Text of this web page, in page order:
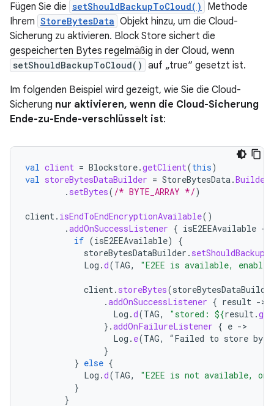
Fügen Sie die setShouldBackupToCloud()
Methode
Ihrem StoreBytesData Objekt hinzu, um die Cloud-
Sicherung zu aktivieren. Block Store sichert die
gespeicherten Bytes regelmäßig in der Cloud, wenn
setShouldBackupToCloud() auf „true“ gesetzt ist.
Im folgenden Beispiel wird gezeigt, wie Sie die Cloud-
Sicherung nur aktivieren, wenn die Cloud-Sicherung
Ende-zu-Ende-verschlüsselt ist:
val client = Blockstore.getClient(this)
val storeBytesDataBuilder = StoreBytesData.Builder
. setBytes( /* BYTE_ARRAY */)
client. isEndToEndEncryptionAvailable()
.addOnSuccessListener { isE2EEAvailable -
if (isE2EEAvailable)
{
storeBytesDataBuilder .
Log .d(TAG, "E2EE is available,
client. storeBytes(
.addOnSuccessListener { result -
Log .d(TAG, "stored: ${result.
}.addOnFailureListener { e -
Log . e(TAG, “Failed to store
}
} else {
Log .d(TAG,
"E2EE is not available,
}
}